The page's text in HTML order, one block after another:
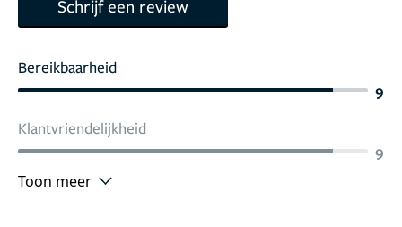
Schrijf een review
Bereikbaarheid
9
Klantvriendelijkheid
9
Toon meer